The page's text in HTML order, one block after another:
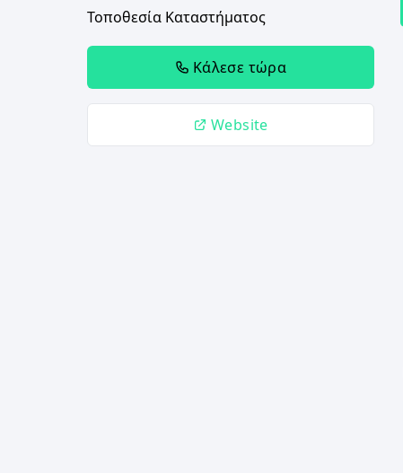
Τοποθεσία Καταστήματος
Κάλεσε τώρα
Website